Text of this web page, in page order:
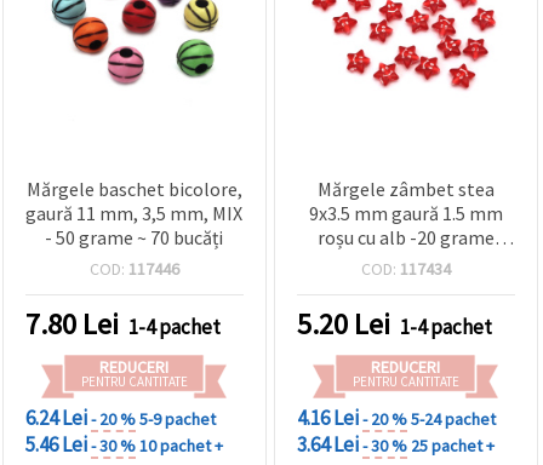
Mărgele baschet bicolore,
gaură 11 mm, 3,5 mm, MIX
- 50 grame ~ 70 bucăți
COD: 117446
7.80 Lei 1-4 pachet
REDUCERI
PENTRU CANTITATE
6.24 Lei- 20 %5-9 pachet
5.46 Lei- 30 %10 pachet +
Mărgele zâmbet stea
9x3.5 mm gaură 1.5 mm
roșu cu alb -20 grame
~150 bucăți
COD: 117434
5.20 Lei 1-4 pachet
REDUCERI
PENTRU CANTITATE
4.16 Lei- 20 %5-24 pachet
3.64 Lei- 30 % 25 pachet +